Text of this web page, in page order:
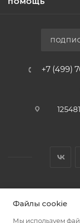
+7 (499)
Файлы cookie
Мы используем